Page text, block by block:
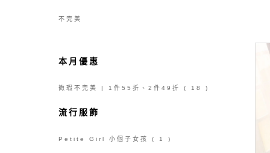
不完美
本月優惠
微瑕不完美 | 1件55折、2件49折 ( 18 )
流行服飾
Petite Girl 小個子女孩 ( 1 )